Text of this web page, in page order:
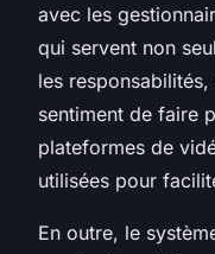
avec les
qui servent non
les
sentiment de faire
plateformes de
utilisées pour
En outre, le